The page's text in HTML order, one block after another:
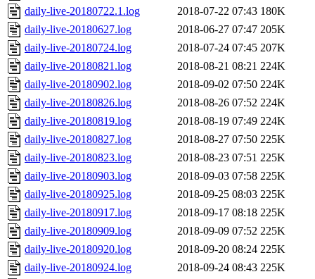
daily-live-20180722.1.log
2018-07-22 07:43 180K
daily-live-20180627.log
2018-06-27 07:47 205K
daily-live-20180724.log
2018-07-24 07:45 207K
daily-live-20180821.log
2018-08-21 08:21 224K
daily-live-20180902.log
2018-09-02 07:50 224K
daily-live-20180826.log
2018-08-26 07:52 224K
daily-live-20180819.log
2018-08-19 07:49 224K
daily-live-20180827.log
2018-08-27 07:50 225K
daily-live-20180823.log
2018-08-23 07:51 225K
daily-live-20180903.log
2018-09-03 07:58 225K
daily-live-20180925.log
2018-09-25 08:03 225K
daily-live-20180917.log
2018-09-17 08:18 225K
daily-live-20180909.log
2018-09-09 07:52 225K
daily-live-20180920.log
2018-09-20 08:24 225K
daily-live-20180924.log
2018-09-24 08:43 225K